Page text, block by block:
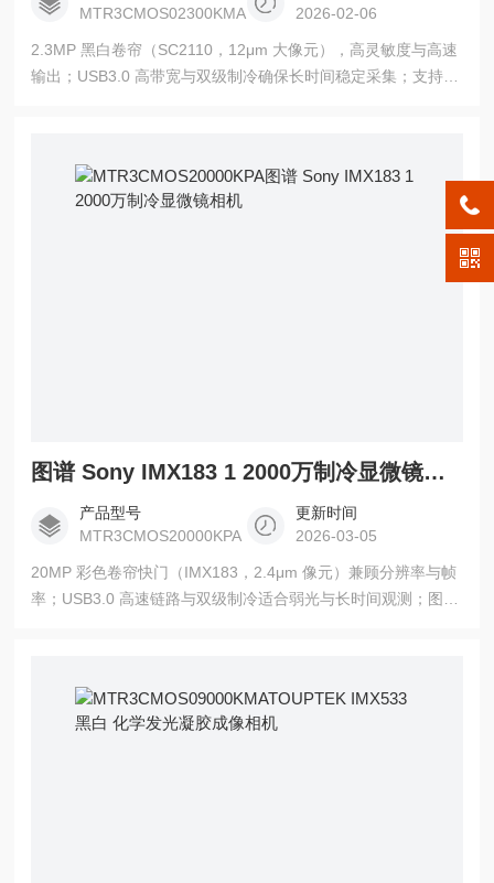
MTR3CMOS02300KMA
2026-02-06
2.3MP 黑白卷帘（SC2110，12μm 大像元），高灵敏度与高速
输出；USB3.0 高带宽与双级制冷确保长时间稳定采集；支持多
图谱 Sony IMX183 1 2000万制冷显微镜相机
产品型号
MTR3CMOS20000KPA
更新时间
2026-03-05
20MP 彩色卷帘快门（IMX183，2.4μm 像元）兼顾分辨率与帧
率；USB3.0 高速链路与双级制冷适合弱光与长时间观测；图谱